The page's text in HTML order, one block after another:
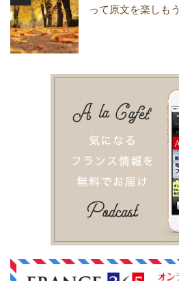
って原文を楽しもう